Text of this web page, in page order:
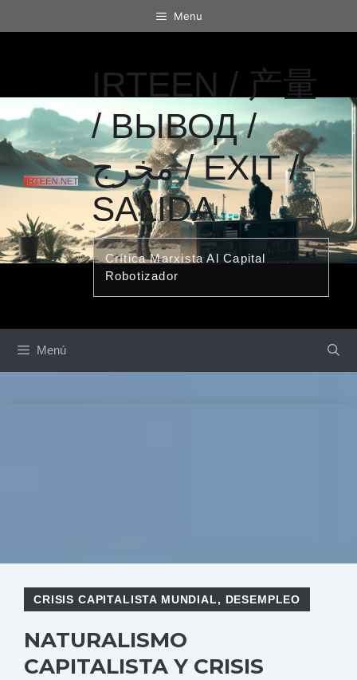
al
Menu
IRTEEN / 产量
/ ВЫВОД /
مخرج / EXIT /
SALIDA
Crítica Marxista Al Capital
Robotizador
Menú
CRISIS CAPITALISTA MUNDIAL, DESEMPLEO
NATURALISMO
CAPITALISTA Y CRISIS